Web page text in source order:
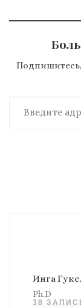
Введите
Инга
Ph.D
38